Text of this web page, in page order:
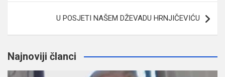
U POSJETI NAŠEM DŽEVADU HRNJIČEVIĆU
Najnoviji članci